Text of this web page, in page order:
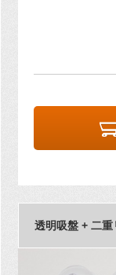
透明吸盤 + 二重